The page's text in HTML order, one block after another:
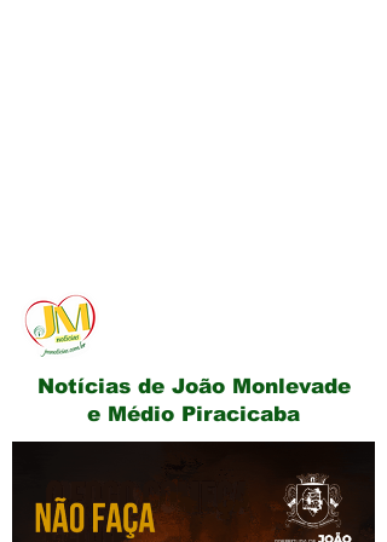
Notícias de João Monlevade
e Médio Piracicaba